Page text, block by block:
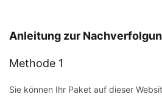
Anleitung zur
Methode 1
Sie können Ihr Paket auf dieser